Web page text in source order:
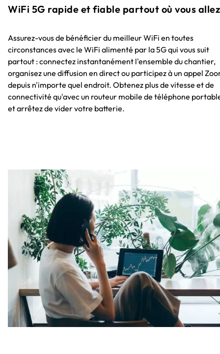
WiFi 5G rapide et fiable partout où vous allez
Assurez-vous de bénéficier du meilleur WiFi en toutes
circonstances avec le WiFi alimenté par la 5G qui vous suit
partout : connectez instantanément l'ensemble du chantier,
organisez une diffusion en direct ou participez à un appel
depuis n'importe quel endroit. Obtenez plus de vitesse et de
connectivité qu'avec un routeur mobile de téléphone
et arrêtez de vider votre batterie.